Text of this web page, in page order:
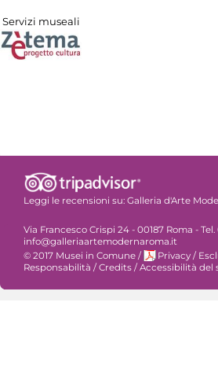
Servizi museali
Leggi le recensioni su: Galleria d'Arte
Via Francesco Crispi 24 - 00187 Roma -
info@galleriaartemodernaroma.it
© 2017 Musei in Comune / Privacy /
Responsabilità / Credits / Accessibilità del